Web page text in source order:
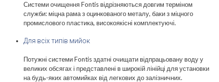
Системи очищення Fontis відрізняються довгим терміном
служби: міцна рама з оцинкованого металу, баки з міцного
промислового пластика, високоякісні комплектуючі.
Для всіх типів мийок
Потужні системи Fontis здатні очищати відпрацьовану воду у
великих обсягах і представлені в широкій лінійці для установки
на будь-яких автомийках від легкових до залізничних.